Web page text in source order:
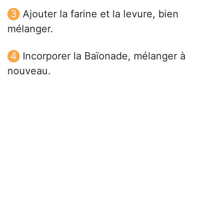
Ajouter la farine et la levure, bien
mélanger.
Incorporer la Baïonade, mélanger à
nouveau.